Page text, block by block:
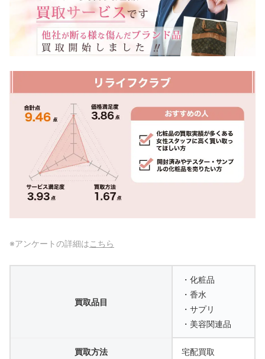
※アンケートの詳細は こちら
買取品目
・化粧品
・香水
・サプリ
・美容関連品
買取方法 宅配買取